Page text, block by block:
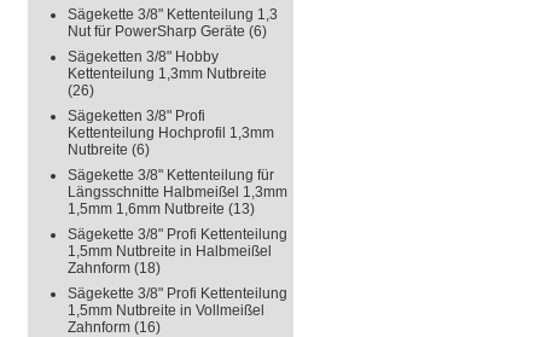
Sägekette 3/8" Kettenteilung 1,3
Nut für PowerSharp Geräte (6)
Sägeketten 3/8" Hobby
Kettenteilung 1,3mm Nutbreite
(26)
Sägeketten 3/8" Profi
Kettenteilung Hochprofil 1,3mm
Nutbreite (6)
Sägekette 3/8" Kettenteilung für
Längsschnitte Halbmeißel 1,3mm
1,5mm 1,6mm Nutbreite (13)
Sägekette 3/8" Profi Kettenteilung
1,5mm Nutbreite in Halbmeißel
Zahnform (18)
Sägekette 3/8" Profi Kettenteilung
1,5mm Nutbreite in Vollmeißel
Zahnform (16)